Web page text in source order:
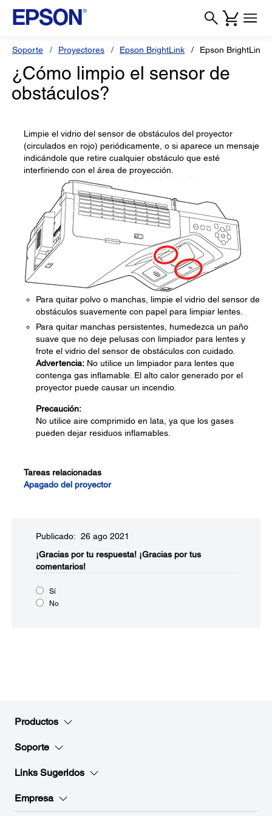
Soporte Proyectores Epson BrightLink Epson BrightLink
¿Cómo limpio el sensor de
obstáculos?
Limpie el vidrio del sensor de obstáculos del proyector
(circulados en rojo) periódicamente, o si aparece un mensaje
indicándole que retire cualquier obstáculo que esté
interfiriendo con el área de proyección.
Para quitar polvo o manchas, limpie el vidrio del sensor de
obstáculos suavemente con papel para limpiar lentes.
Para quitar manchas persistentes, humedezca un paño
suave que no deje pelusas con limpiador para lentes y
frote el vidrio del sensor de obstáculos con cuidado.
Advertencia: No utilice un limpiador para lentes que
contenga gas inflamable. El alto calor generado por el
proyector puede causar un incendio.
Precaución:
No utilice aire comprimido en lata, ya que los gases
pueden dejar residuos inflamables.
Tareas relacionadas
Apagado del proyector
Publicado: 26 ago 2021
¡Gracias por tu respuesta! ¡Gracias por tus
comentarios!
Sí
No
Productos
Soporte
Links Sugeridos
Empresa